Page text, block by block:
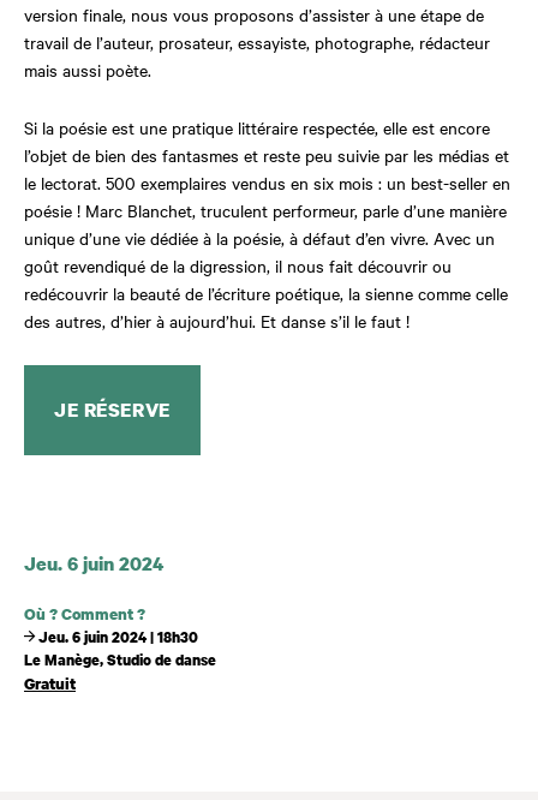
version finale, nous vous proposons d’assister à une étape de
travail de l’auteur, prosateur, essayiste, photographe, rédacteur
mais aussi poète.
Si la poésie est une pratique littéraire respectée, elle est encore
l’objet de bien des fantasmes et reste peu suivie par les médias et
le lectorat. 500 exemplaires vendus en six mois : un best-seller en
poésie ! Marc Blanchet, truculent performeur, parle d’une manière
unique d’une vie dédiée à la poésie, à défaut d’en vivre. Avec un
goût revendiqué de la digression, il nous fait découvrir ou
redécouvrir la beauté de l’écriture poétique, la sienne comme celle
des autres, d’hier à aujourd’hui. Et danse s’il le faut !
JE RÉSERVE
Dates et horaires
Jeu. 6 juin 2024
Où ? Comment ?
Jeu. 6 juin 2024 | 18h30
Le Manège, Studio de danse
Gratuit